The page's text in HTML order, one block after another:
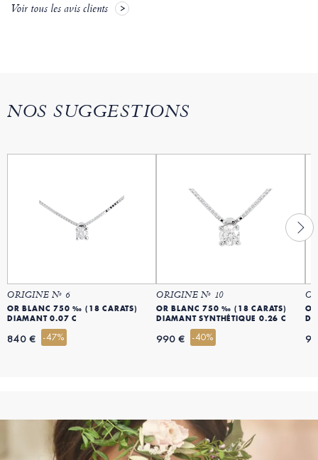
Voir tous les avis clients
NOS SUGGESTIONS
ORIGINE Nº 6
OR BLANC 750 ‰ (18 CARATS)
DIAMANT 0.07 C
840 € -47%
ORIGINE Nº 10
OR BLANC 750 ‰ (18 CARATS)
DIAMANT SYNTHÉTIQUE 0.26 C
990 € -40%